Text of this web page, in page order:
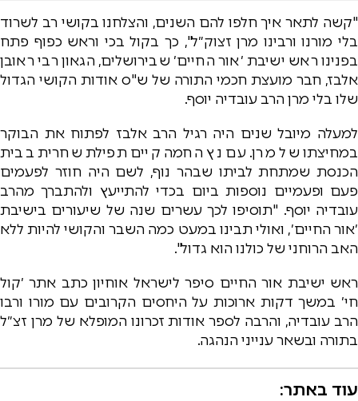
"קשה לתאר איך חלפו להם השנים, והצלחנו בקושי רב לשרוד
בלי מורנו ורבינו מרן זצוק״ל", כך בקול בכי וראש כפוף פתח
בפנינו ראש ישיבת ׳אור החיים׳ שבירושלים, הגאון רבי ראובן
אלבז, חבר מועצת חכמי התורה של ש"ס אודות הקושי הגדול
שלו בלי מרן הרב עובדיה יוסף.
למעלה מיובל שנים היה רגיל הרב אלבז לפתוח את הבוקר
במחיצתו של מרן. עם נץ החמה קיים תפילת שחרית בבית
הכנסת שמתחת לביתו שבהר נוף, לשם היה חוזר לפעמים
פעם ופעמיים נוספות ביום בכדי להתייעץ ולהתברך מהרב
עובדיה יוסף. "תוסיפו לכך עשרים שנה של שיעורים בישיבת
׳אור החיים׳, ואולי תבינו במעט כמה השבר והקושי להיות ללא
האב הרוחני של כולנו הוא גדול".
ראש ישיבת אור החיים סיפר לישראל אוחיון כתב אתר ׳קול
חי׳ במשך דקות ארוכות על היחסים הקרובים עם מורו ורבו
הרב עובדיה, והרבה לספר אודות זכרונו המופלא של מרן זצ״ל
בתורה ובשאר ענייני הנהגה.
עוד באתר: